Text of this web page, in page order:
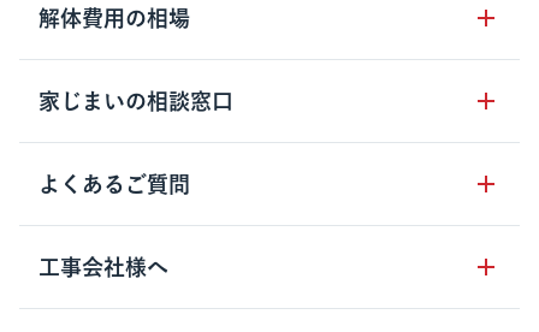
クラッソーネの自治体連携
お客さまの声
空き家の処分を検討のお客様へ
解体工事の基礎知識
解体工事に関わる法律
用語集
解体費用の相場
木造住宅の相場
鉄骨造住宅の相場
RC造住宅の相場
家じまいの相談窓口
家じまいの相談窓口
よくあるご質問
クラッソーネの利用方法
工事の進め方
工事会社様へ